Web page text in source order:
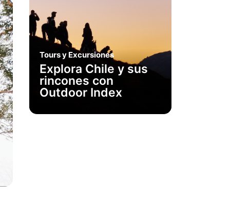
Tours y Excursiones
Explora Chile y sus
rincones con
Outdoor Index